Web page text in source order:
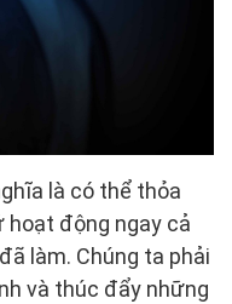
là có thể thỏa
hoạt động ngay cả
làm. Chúng ta phải
và thúc đẩy những